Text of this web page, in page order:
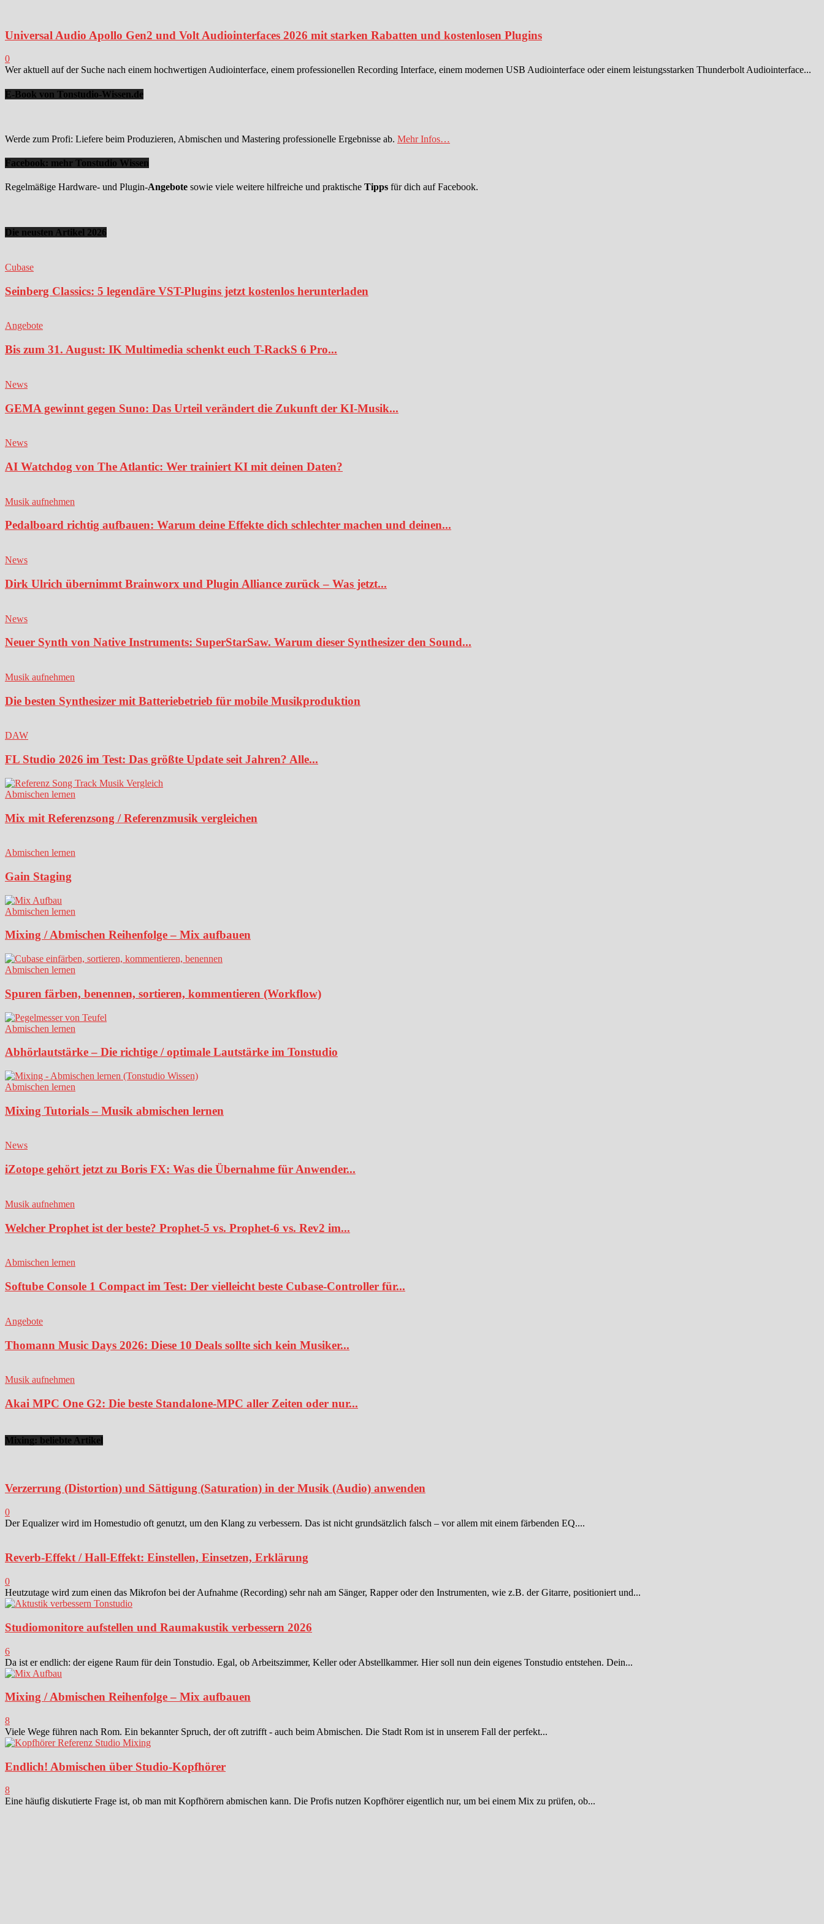
Universal Audio Apollo Gen2 und Volt Audiointerfaces 2026 mit starken Rabatten und kostenlosen Plugins
0
Wer aktuell auf der Suche nach einem hochwertigen Audiointerface, einem professionellen Recording Interface, einem modernen USB Audiointerface oder einem leistungsstarken Thunderbolt Audiointerface...
E-Book von Tonstudio-Wissen.de
Werde zum Profi: Liefere beim Produzieren, Abmischen und Mastering professionelle Ergebnisse ab. Mehr Infos…
Facebook: mehr Tonstudio Wissen
Regelmäßige Hardware- und Plugin-Angebote sowie viele weitere hilfreiche und praktische Tipps für dich auf Facebook.
Die neusten Artikel 2026
Cubase
Seinberg Classics: 5 legendäre VST-Plugins jetzt kostenlos herunterladen
Angebote
Bis zum 31. August: IK Multimedia schenkt euch T-RackS 6 Pro...
News
GEMA gewinnt gegen Suno: Das Urteil verändert die Zukunft der KI-Musik...
News
AI Watchdog von The Atlantic: Wer trainiert KI mit deinen Daten?
Musik aufnehmen
Pedalboard richtig aufbauen: Warum deine Effekte dich schlechter machen und deinen...
News
Dirk Ulrich übernimmt Brainworx und Plugin Alliance zurück – Was jetzt...
News
Neuer Synth von Native Instruments: SuperStarSaw. Warum dieser Synthesizer den Sound...
Musik aufnehmen
Die besten Synthesizer mit Batteriebetrieb für mobile Musikproduktion
DAW
FL Studio 2026 im Test: Das größte Update seit Jahren? Alle...
Abmischen lernen
Mix mit Referenzsong / Referenzmusik vergleichen
Abmischen lernen
Gain Staging
Abmischen lernen
Mixing / Abmischen Reihenfolge – Mix aufbauen
Abmischen lernen
Spuren färben, benennen, sortieren, kommentieren (Workflow)
Abmischen lernen
Abhörlautstärke – Die richtige / optimale Lautstärke im Tonstudio
Abmischen lernen
Mixing Tutorials – Musik abmischen lernen
News
iZotope gehört jetzt zu Boris FX: Was die Übernahme für Anwender...
Musik aufnehmen
Welcher Prophet ist der beste? Prophet-5 vs. Prophet-6 vs. Rev2 im...
Abmischen lernen
Softube Console 1 Compact im Test: Der vielleicht beste Cubase-Controller für...
Angebote
Thomann Music Days 2026: Diese 10 Deals sollte sich kein Musiker...
Musik aufnehmen
Akai MPC One G2: Die beste Standalone-MPC aller Zeiten oder nur...
Mixing: beliebte Artikel
Verzerrung (Distortion) und Sättigung (Saturation) in der Musik (Audio) anwenden
0
Der Equalizer wird im Homestudio oft genutzt, um den Klang zu verbessern. Das ist nicht grundsätzlich falsch – vor allem mit einem färbenden EQ....
Reverb-Effekt / Hall-Effekt: Einstellen, Einsetzen, Erklärung
0
Heutzutage wird zum einen das Mikrofon bei der Aufnahme (Recording) sehr nah am Sänger, Rapper oder den Instrumenten, wie z.B. der Gitarre, positioniert und...
Studiomonitore aufstellen und Raumakustik verbessern 2026
6
Da ist er endlich: der eigene Raum für dein Tonstudio. Egal, ob Arbeitszimmer, Keller oder Abstellkammer. Hier soll nun dein eigenes Tonstudio entstehen. Dein...
Mixing / Abmischen Reihenfolge – Mix aufbauen
8
Viele Wege führen nach Rom. Ein bekannter Spruch, der oft zutrifft - auch beim Abmischen. Die Stadt Rom ist in unserem Fall der perfekt...
Endlich! Abmischen über Studio-Kopfhörer
8
Eine häufig diskutierte Frage ist, ob man mit Kopfhörern abmischen kann. Die Profis nutzen Kopfhörer eigentlich nur, um bei einem Mix zu prüfen, ob...